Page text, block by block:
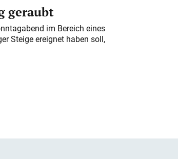
geraubt
im Bereich eines
Steige ereignet haben soll,